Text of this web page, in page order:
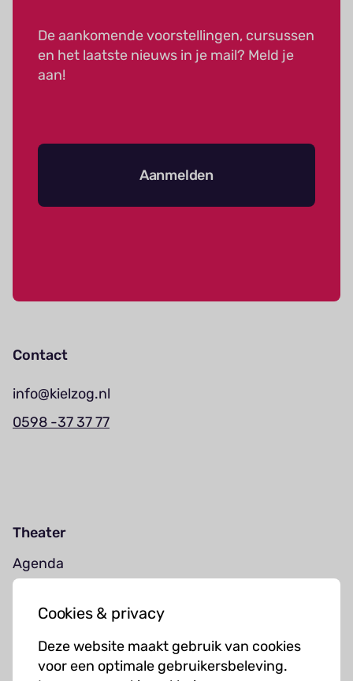
Cookies & privacy
Deze website maakt gebruik van cookies
voor een optimale gebruikersbeleving.
De aankomende voorstellingen, cursussen
en het laatste nieuws in je mail? Meld je
aan!
Aanmelden
Contact
info@kielzog.nl
0598 -37 37 77
Theater
Agenda
Muziekcursussen